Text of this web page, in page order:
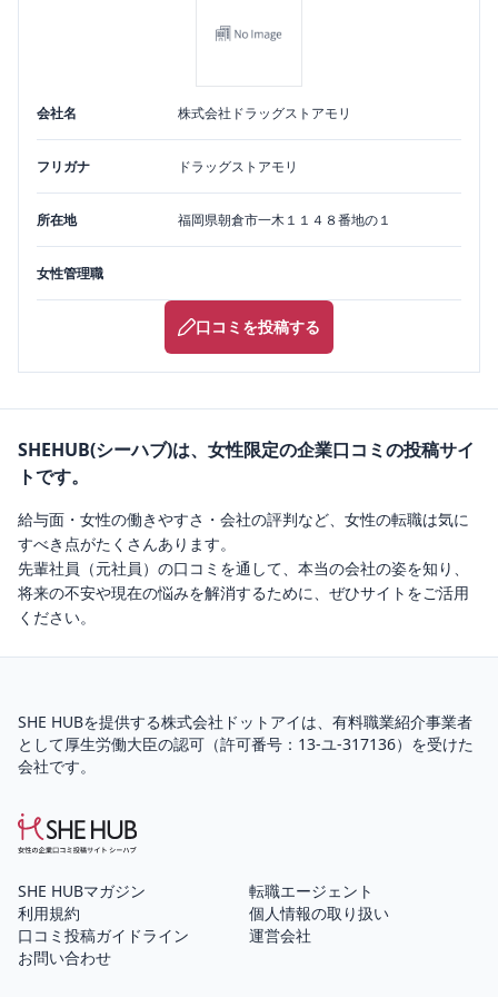
会社名 株式会社ドラッグストアモリ
フリガナ ドラッグストアモリ
所在地 福岡県朝倉市一木１１４８番地の１
女性管理職
口コミを投稿する
SHEHUB(シーハブ)は、女性限定の企業口コミの投稿サイ
トです。
給与面・女性の働きやすさ・会社の評判など、女性の転職は気に
すべき点がたくさんあります。
先輩社員（元社員）の口コミを通して、本当の会社の姿を知り、
将来の不安や現在の悩みを解消するために、ぜひサイトをご活用
ください。
SHE HUBを提供する株式会社ドットアイは、 有料職業紹介事業者
として厚生労働大臣の認可（許可番号：13-ユ-317136）を受けた
会社です。
SHE HUBマガジン
転職エージェント
利用規約
個人情報の取り扱い
口コミ投稿ガイドライン
運営会社
お問い合わせ